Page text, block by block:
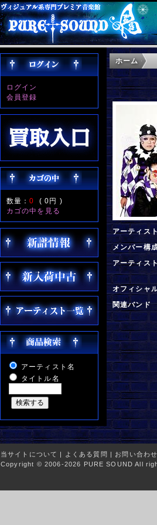
ログイン
会員登録
数量：0 (0円 )
カゴの中を見る
アーティスト名
タイトル名
ホーム
アーティス
メンバー構
アーティス
オフィシャ
関連バンド
当サイトについて | よくある質問 | お問い合わせ
Copyright © 2006-2026 PURE SOUND All